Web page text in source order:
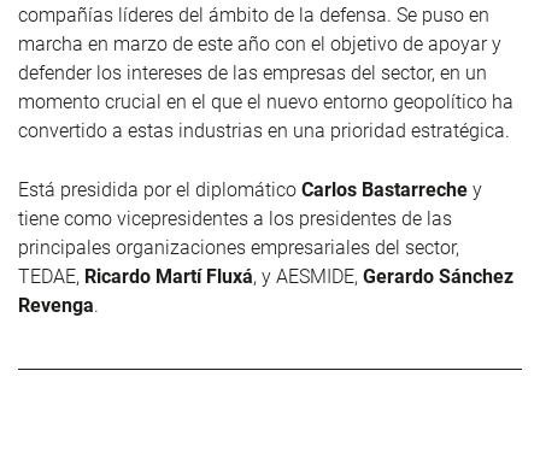
compañías líderes del ámbito de la defensa. Se puso en
marcha en marzo de este año con el objetivo de apoyar y
defender los intereses de las empresas del sector, en un
momento crucial en el que el nuevo entorno geopolítico ha
convertido a estas industrias en una prioridad estratégica.
Está presidida por el diplomático Carlos Bastarreche y
tiene como vicepresidentes a los presidentes de las
principales organizaciones empresariales del sector,
TEDAE, Ricardo Martí Fluxá, y AESMIDE, Gerardo Sánchez
Revenga.